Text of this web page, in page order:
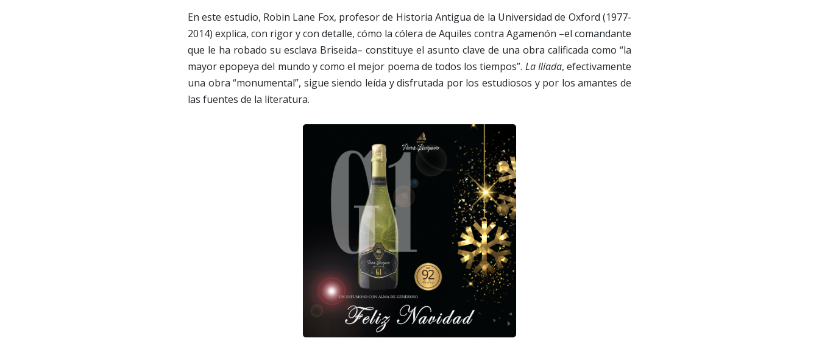
En este estudio, Robin Lane Fox, profesor de Historia Antigua de la Universidad de Oxford (1977-
2014) explica, con rigor y con detalle, cómo la cólera de Aquiles contra Agamenón –el comandante
que le ha robado su esclava Briseida– constituye el asunto clave de una obra calificada como “la
mayor epopeya del mundo y como el mejor poema de todos los tiempos”. La Ilíada, efectivamente
una obra “monumental”, sigue siendo leída y disfrutada por los estudiosos y por los amantes de
las fuentes de la literatura.